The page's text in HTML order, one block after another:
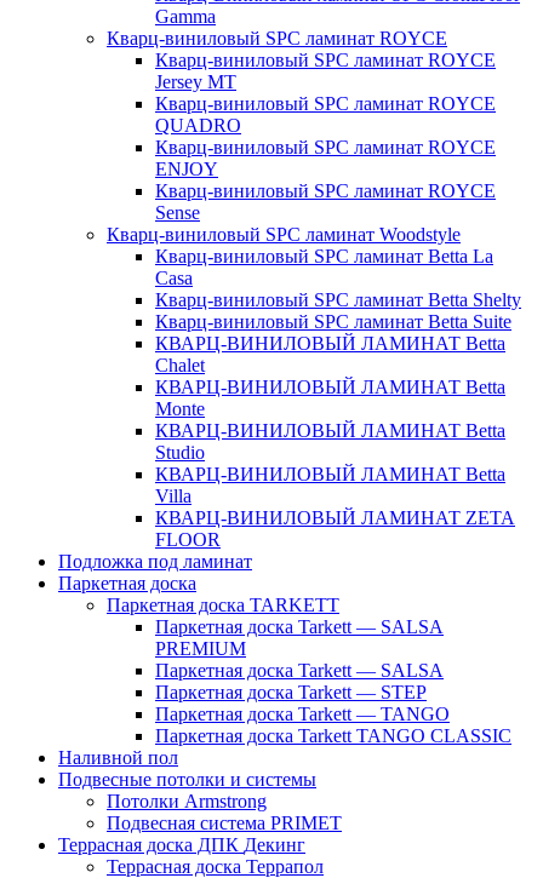
Gamma
Кварц-виниловый SPC ламинат ROYCE
Кварц-виниловый SPC ламинат ROYCE
Jersey MT
Кварц-виниловый SPC ламинат ROYCE
QUADRO
Кварц-виниловый SPC ламинат ROYCE
ENJOY
Кварц-виниловый SPC ламинат ROYCE
Sense
Кварц-виниловый SPC ламинат Woodstyle
Кварц-виниловый SPC ламинат Betta La
Casa
Кварц-виниловый SPC ламинат Betta Shelty
Кварц-виниловый SPC ламинат Betta Suite
КВАРЦ-ВИНИЛОВЫЙ ЛАМИНАТ Betta
Chalet
КВАРЦ-ВИНИЛОВЫЙ ЛАМИНАТ Betta
Monte
КВАРЦ-ВИНИЛОВЫЙ ЛАМИНАТ Betta
Studio
КВАРЦ-ВИНИЛОВЫЙ ЛАМИНАТ Betta
Villa
КВАРЦ-ВИНИЛОВЫЙ ЛАМИНАТ ZETA
FLOOR
Подложка под ламинат
Паркетная доска
Паркетная доска TARKETT
Паркетная доска Tarkett — SALSA
PREMIUM
Паркетная доска Tarkett — SALSA
Паркетная доска Tarkett — STEP
Паркетная доска Tarkett — TANGO
Паркетная доска Tarkett TANGO CLASSIC
Наливной пол
Подвесные потолки и системы
Потолки Armstrong
Подвесная система PRIMET
Террасная доска ДПК Декинг
Террасная доска Террапол